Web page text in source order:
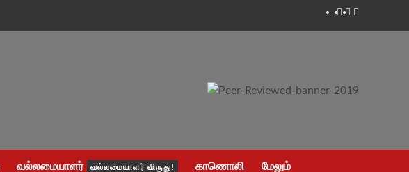
Facebook
Twitter
Youtube
வல்லமையாளர் வல்லமையாளர் விருது! காணொலி மேலும்